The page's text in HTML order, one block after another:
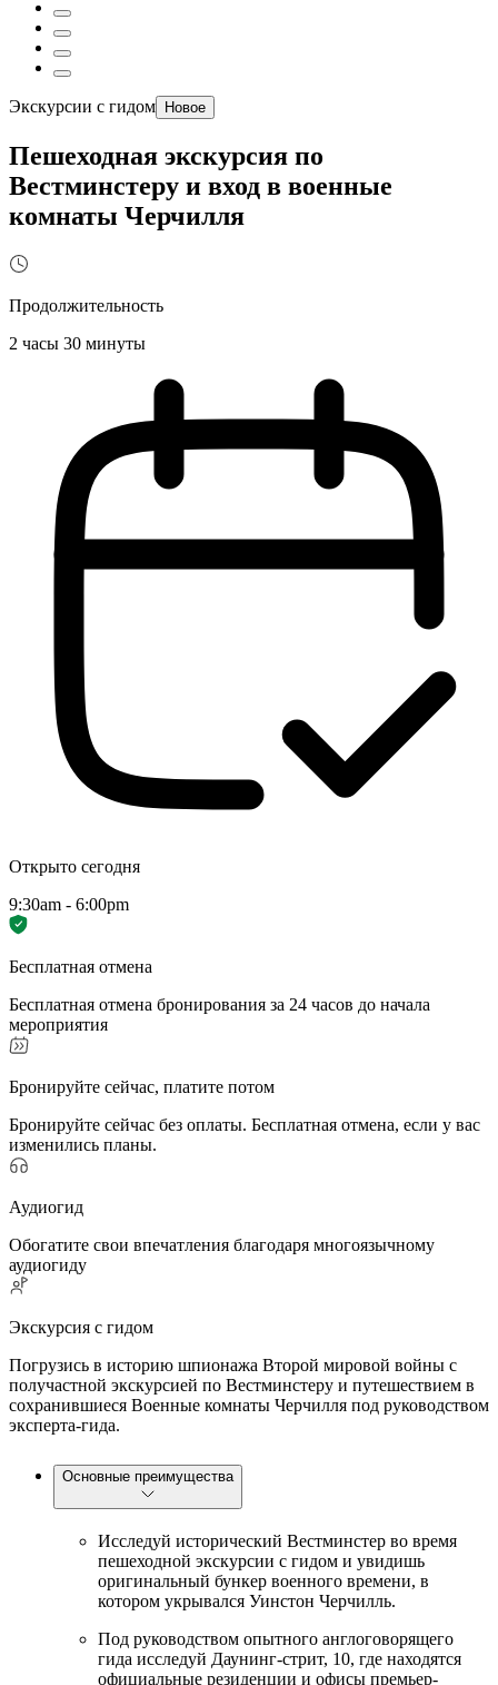
Экскурсии с гидом Новое
Пешеходная экскурсия по
Вестминстеру и вход в военные
комнаты Черчилля
Продолжительность
2 часы 30 минуты
Открыто сегодня
9:30am - 6:00pm
Бесплатная отмена
Бесплатная отмена бронирования за 24 часов до начала
мероприятия
Бронируйте сейчас, платите потом
Бронируйте сейчас без оплаты. Бесплатная отмена, если у вас
изменились планы.
Аудиогид
Обогатите свои впечатления благодаря многоязычному
аудиогиду
Экскурсия с гидом
Погрузись в историю шпионажа Второй мировой войны с
получастной экскурсией по Вестминстеру и путешествием в
сохранившиеся Военные комнаты Черчилля под руководством
эксперта-гида.
Основные преимущества
Исследуй исторический Вестминстер во время
пешеходной экскурсии с гидом и увидишь
оригинальный бункер военного времени, в
котором укрывался Уинстон Черчилль.
Под руководством опытного англоговорящего
гида исследуй Даунинг-стрит, 10, где находятся
официальные резиденции и офисы премьер-